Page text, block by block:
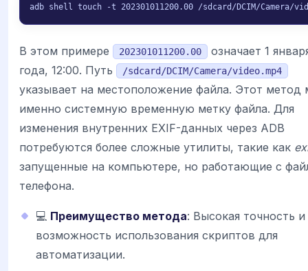
adb shell touch -t 202301011200.00 /sdcard/DCIM/Camera/
В этом примере 202301011200.00
означает 1
года, 12:00. Путь
/sdcard/DCIM/Camera/video.mp4
указывает на местоположение файла. Этот метод
именно системную временную метку файла. Для
изменения внутренних EXIF-данных через ADB
потребуются более сложные утилиты, такие как
запущенные на компьютере, но работающие с
телефона.
💻 Преимущество метода: Высокая точность и
возможность использования скриптов для
автоматизации.